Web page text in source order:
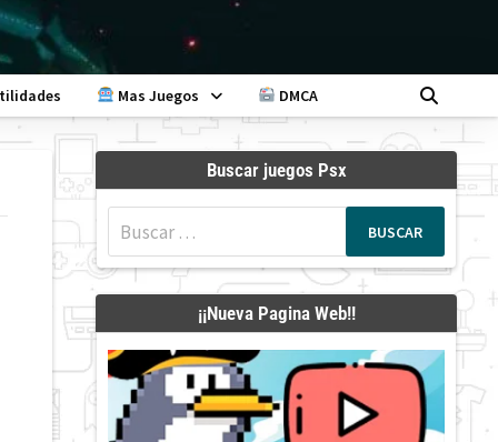
Mas Juegos DMCA
Buscar juegos Psx
¡¡Nueva Pagina Web!!